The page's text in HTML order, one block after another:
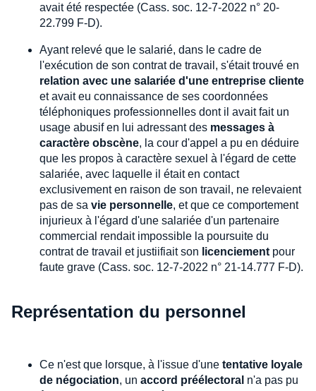
avait été respectée (Cass. soc. 12-7-2022 n° 20-
22.799 F-D).
Ayant relevé que le salarié, dans le cadre de
l'exécution de son contrat de travail, s'était trouvé en
relation avec une salariée d'une entreprise cliente
et avait eu connaissance de ses coordonnées
téléphoniques professionnelles dont il avait fait un
usage abusif en lui adressant des messages à
caractère obscène, la cour d'appel a pu en déduire
que les propos à caractère sexuel à l'égard de cette
salariée, avec laquelle il était en contact
exclusivement en raison de son travail, ne relevaient
pas de sa vie personnelle, et que ce comportement
injurieux à l'égard d'une salariée d'un partenaire
commercial rendait impossible la poursuite du
contrat de travail et justiifiait son licenciement pour
faute grave (Cass. soc. 12-7-2022 n° 21-14.777 F-D).
Représentation du personnel
Ce n'est que lorsque, à l'issue d'une tentative loyale
de négociation, un accord préélectoral n'a pas pu